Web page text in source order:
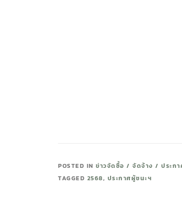
POSTED IN ข่าวจัดซื้อ / จัดจ้าง / ประกา
TAGGED 2568, ประกาศผู้ชนะฯ